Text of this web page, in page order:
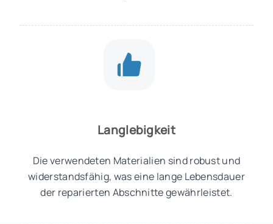
Langlebigkeit
Die verwendeten Materialien sind robust und
widerstandsfähig, was eine lange Lebensdauer
der reparierten Abschnitte gewährleistet.